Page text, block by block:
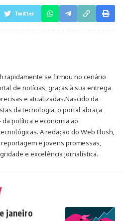
Twitter
rapidamente se firmou no cenário
de notícias, graças à sua entrega
e atualizadas.Nascido da
da tecnologia, o portal abraça
política e economia ao
A redação do Web Flush,
e jovens promessas,
e excelência jornalística.
janeiro